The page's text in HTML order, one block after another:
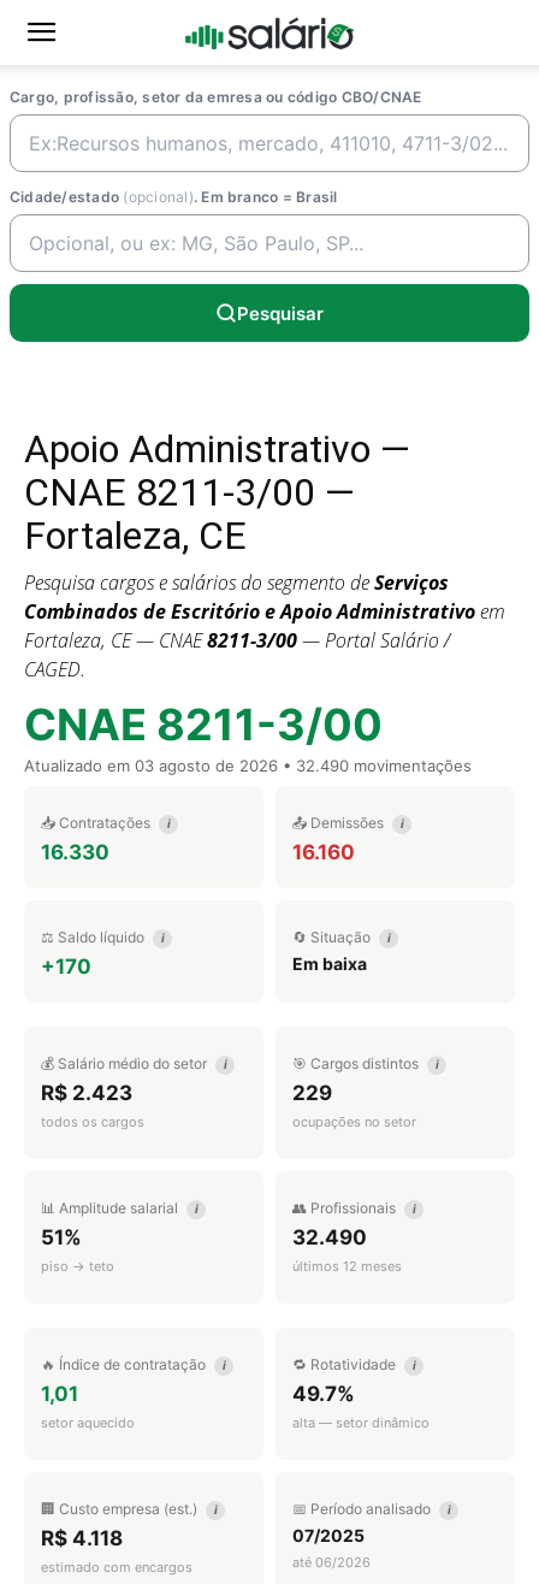
Cargo, profissão, setor da emresa ou código CBO/CNAE
Cidade/estado (opcional). Em branco = Brasil
Pesquisar
Apoio Administrativo —
CNAE 8211-3/00 —
Fortaleza, CE
Pesquisa cargos e salários do segmento deServiços
Combinados de Escritório e Apoio Administrativoem
Fortaleza, CE — CNAE8211-3/00— Portal Salário /
CAGED.
CNAE 8211-3/00
Atualizado em 03 agosto de 2026 • 32.490 movimentações
📥 Contratações i
16.330
📤 Demissões i
16.160
⚖️ Saldo líquido i
+170
🔄 Situação i
Em baixa
💰 Salário médio do setor i
R$ 2.423
todos os cargos
🎯 Cargos distintos i
229
ocupações no setor
📊 Amplitude salarial i
51%
piso → teto
👥 Profissionais i
32.490
últimos 12 meses
🔥 Índice de contratação i
1,01
setor aquecido
🔁 Rotatividade i
49.7%
alta — setor dinâmico
🏢 Custo empresa (est.) i
R$ 4.118
estimado com encargos
📅 Período analisado i
07/2025
até 06/2026